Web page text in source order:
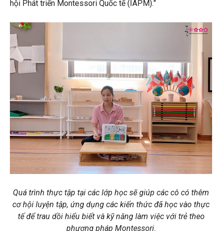
hội Phát triển Montessori Quốc tế (IAPM).”
Quá trình thực tập tại các lớp học sẽ giúp các cô có thêm
cơ hội luyện tập, ứng dụng các kiến thức đã học vào thực
tế để trau dồi hiểu biết và kỹ năng làm việc với trẻ theo
phương pháp Montessori.